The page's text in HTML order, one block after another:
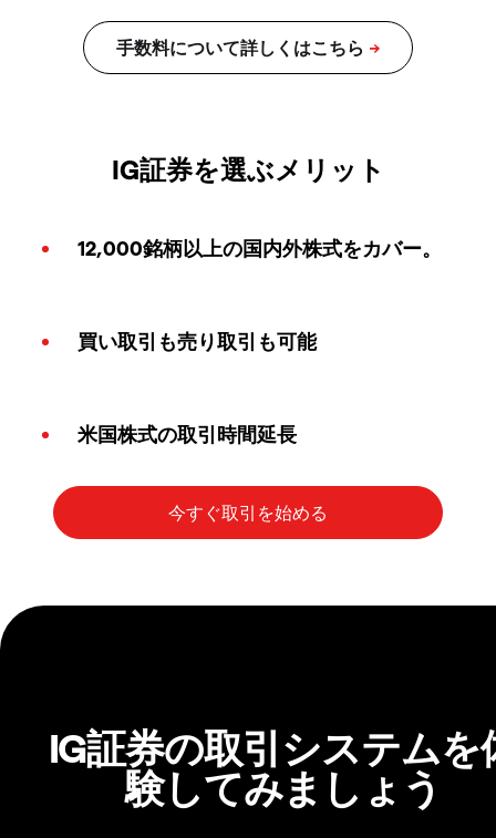
IG証券を選ぶメリット
12,000銘柄以上の国内外株式をカバー。
買い取引も売り取引も可能
米国株式の取引時間延長
IG証券の取引システムを
験してみましょう